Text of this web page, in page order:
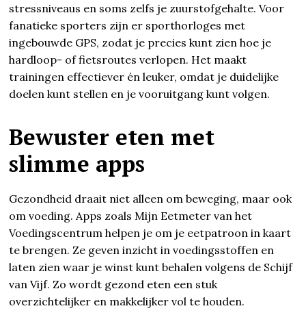
stressniveaus en soms zelfs je zuurstofgehalte. Voor
fanatieke sporters zijn er sporthorloges met
ingebouwde GPS, zodat je precies kunt zien hoe je
hardloop- of fietsroutes verlopen. Het maakt
trainingen effectiever én leuker, omdat je duidelijke
doelen kunt stellen en je vooruitgang kunt volgen.
Bewuster eten met
slimme apps
Gezondheid draait niet alleen om beweging, maar ook
om voeding. Apps zoals Mijn Eetmeter van het
Voedingscentrum helpen je om je eetpatroon in kaart
te brengen. Ze geven inzicht in voedingsstoffen en
laten zien waar je winst kunt behalen volgens de Schijf
van Vijf. Zo wordt gezond eten een stuk
overzichtelijker en makkelijker vol te houden.